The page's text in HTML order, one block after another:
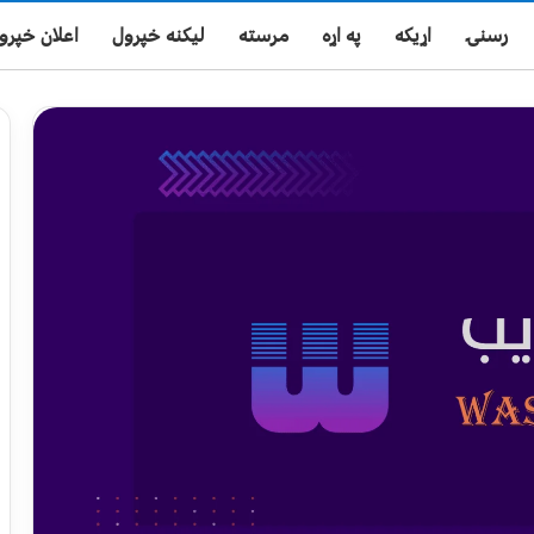
رسنۍ اړیکه په اړه مرسته لیکنه خپرول اعلان